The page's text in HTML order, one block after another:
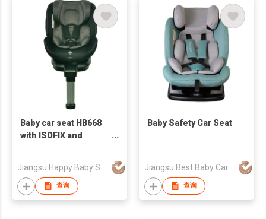
Baby car seat HB668
with ISOFIX and
查询
Baby Safety Car Seat
Jiangsu Best Baby Car Seat Mfg Co Ltd
查询